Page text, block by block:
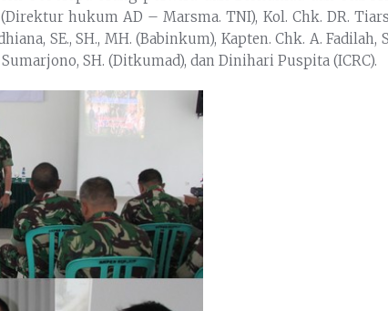
hukum AD – Marsma. TNI), Kol. Chk. DR.
SE., SH., MH. (Babinkum), Kapten. Chk. A. Fadilah,
SH. (Ditkumad), dan Dinihari Puspita (ICRC).